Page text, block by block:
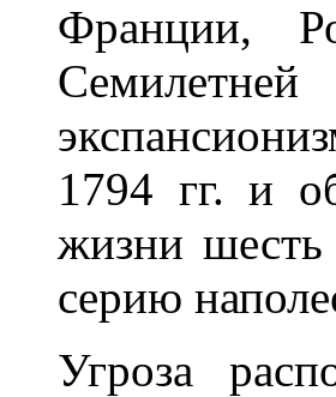
Франции,
1794 гг. и
жизни шесть
серию
Угроза